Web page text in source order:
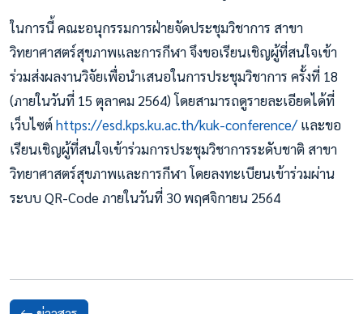
ในการนี้ คณะอนุกรรมการฝ่ายจัดประชุมวิชาการ สาขา
วิทยาศาสตร์สุขภาพและการกีฬา จึงขอเรียนเชิญผู้ที่สนใจเข้า
ร่วมส่งผลงานวิจัยเพื่อนำเสนอในการประชุมวิชาการ ครั้งที่ 18
(ภายในวันที่ 15 ตุลาคม 2564) โดยสามารถดูรายละเอียดได้ที่
เว็บไซต์https://esd.kps.ku.ac.th/kuk-conference/และขอ
เรียนเชิญผู้ที่สนใจเข้าร่วมการประชุมวิชาการระดับชาติ สาขา
วิทยาศาสตร์สุขภาพและการกีฬา โดยลงทะเบียนเข้าร่วมผ่าน
ระบบ QR-Code ภายในวันที่ 30 พฤศจิกายน 2564